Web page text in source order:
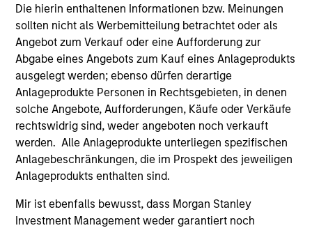
Die hierin enthaltenen Informationen bzw. Meinungen
sollten nicht als Werbemitteilung betrachtet oder als
Angebot zum Verkauf oder eine Aufforderung zur
Abgabe eines Angebots zum Kauf eines Anlageprodukts
ausgelegt werden; ebenso dürfen derartige
Anlageprodukte Personen in Rechtsgebieten, in denen
solche Angebote, Aufforderungen, Käufe oder Verkäufe
rechtswidrig sind, weder angeboten noch verkauft
werden. Alle Anlageprodukte unterliegen spezifischen
Anlagebeschränkungen, die im Prospekt des jeweiligen
Anlageprodukts enthalten sind.
Mir ist ebenfalls bewusst, dass Morgan Stanley
Investment Management weder garantiert noch
third party site. We are providing these hyperlinks to you
only as a convenience and the inclusion of any hyperlink is
not and does not imply any endorsement, approval,
investigation, verification or monitoring by us of any
information contained in any hyperlinked site. In no event
shall we be responsible for the information contained on
the site or your use of such site.